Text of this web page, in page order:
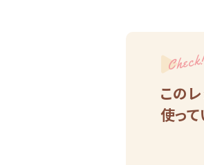
この
使って